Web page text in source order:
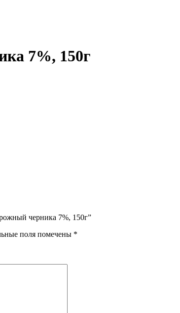
7%, 150г
черника 7%, 150г”
поля помечены *